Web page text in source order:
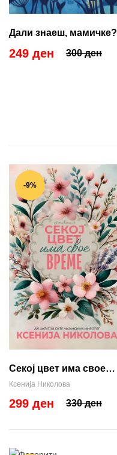
Дали знаеш, мамичке?
300 ден
249 ден
-9%
Секој цвет има свое
време
Ксенија Николова
330 ден
299 ден